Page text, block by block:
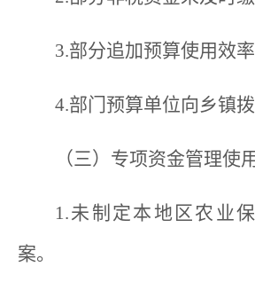
3.部分追加预算使用效率
4.部门预算单位向乡镇拨
（三）专项资金管理使
1.未制定本地区农业
案。